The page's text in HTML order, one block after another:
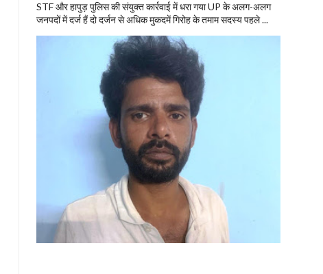
STF और हापुड़ पुलिस की संयुक्त कार्रवाई में धरा गया UP के अलग-अलग
जनपदों में दर्ज हैं दो दर्जन से अधिक मुकदमें गिरोह के तमाम सदस्य पहले ...